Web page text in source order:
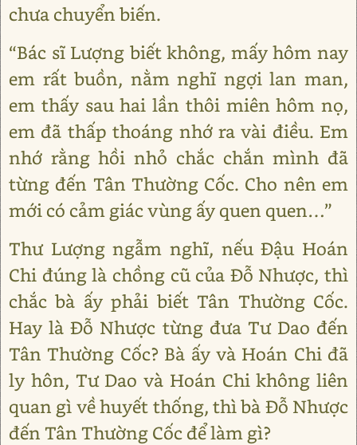
chưa chuyển biến.
“Bác sĩ Lượng biết không, mấy hôm nay
em rất buồn, nằm nghĩ ngợi lan man,
em thấy sau hai lần thôi miên hôm nọ,
em đã thấp thoáng nhớ ra vài điều. Em
nhớ rằng hồi nhỏ chắc chắn mình đã
từng đến Tân Thường Cốc. Cho nên em
mới có cảm giác vùng ấy quen quen…”
Thư Lượng ngẫm nghĩ, nếu Đậu Hoán
Chi đúng là chồng cũ của Đỗ Nhược, thì
chắc bà ấy phải biết Tân Thường Cốc.
Hay là Đỗ Nhược từng đưa Tư Dao đến
Tân Thường Cốc? Bà ấy và Hoán Chi đã
ly hôn, Tư Dao và Hoán Chi không liên
quan gì về huyết thống, thì bà Đỗ Nhược
đến Tân Thường Cốc để làm gì?